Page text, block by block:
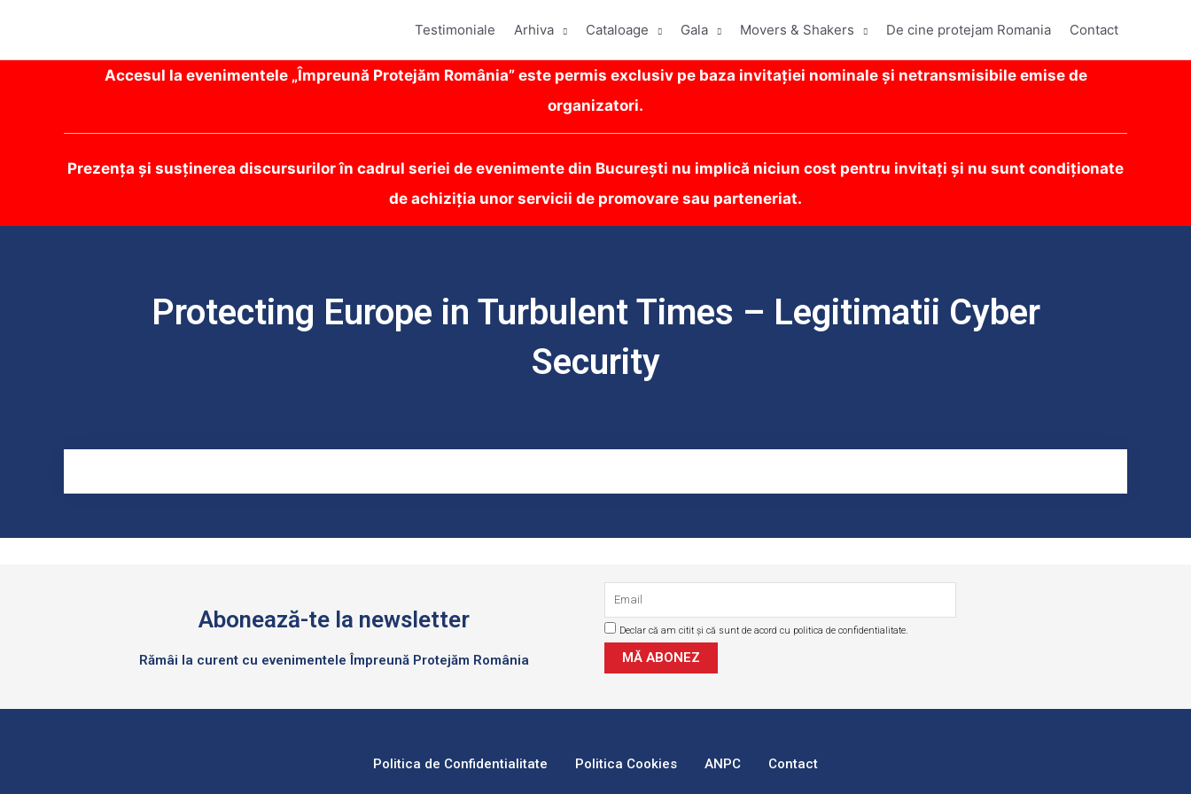
Testimoniale Arhiva Cataloage Gala Movers & Shakers De cine protejam Romania Contact
Accesul la evenimentele „Împreună Protejăm România” este permis exclusiv pe baza invitației nominale și netransmisibile emise de
organizatori.
Prezența și susținerea discursurilor în cadrul seriei de evenimente din București nu implică niciun cost pentru invitați și nu sunt condiționate
de achiziția unor servicii de promovare sau parteneriat.
Protecting Europe in Turbulent Times – Legitimatii Cyber
Security
Abonează-te la newsletter
Rămâi la curent cu evenimentele Împreună Protejăm România
Declar că am citit și că sunt de acord cu politica de confidentialitate.
MĂ ABONEZ
Politica de Confidentialitate Politica Cookies ANPC Contact